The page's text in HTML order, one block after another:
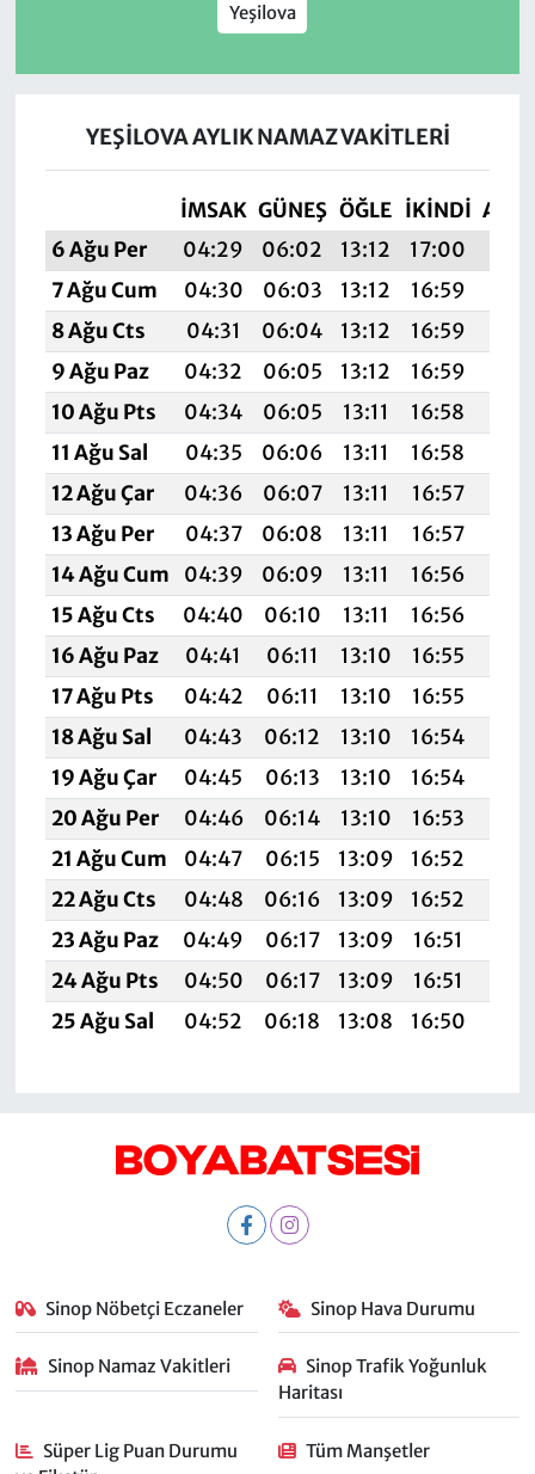
Yeşilova
YEŞILOVA AYLIK NAMAZ VAKITLERI
İMSAK GÜNEŞ ÖĞLE İKINDI
6 Ağu Per
04:29 06:02 13:12 17:00
7 Ağu Cum
04:30 06:03 13:12 16:59
8 Ağu Cts
04:31 06:04 13:12 16:59
9 Ağu Paz
04:32 06:05 13:12 16:59
10 Ağu Pts
04:34 06:05 13:11 16:58
11 Ağu Sal
04:35 06:06 13:11 16:58
12 Ağu Çar
04:36 06:07 13:11 16:57
13 Ağu Per
04:37 06:08 13:11 16:57
14 Ağu Cum
04:39 06:09 13:11 16:56
15 Ağu Cts
04:40 06:10 13:11 16:56
16 Ağu Paz
04:41 06:11 13:10 16:55
17 Ağu Pts
04:42 06:11 13:10 16:55
18 Ağu Sal
04:43 06:12 13:10 16:54
19 Ağu Çar
04:45 06:13 13:10 16:54
20 Ağu Per
04:46 06:14 13:10 16:53
21 Ağu Cum
04:47 06:15 13:09 16:52
22 Ağu Cts
04:48 06:16 13:09 16:52
23 Ağu Paz
04:49 06:17 13:09 16:51
24 Ağu Pts
04:50 06:17 13:09 16:51
25 Ağu Sal
04:52 06:18 13:08 16:50
Sinop Nöbetçi Eczaneler Sinop Hava Durumu
Sinop Namaz Vakitleri
Sinop Trafik Yoğunluk
Haritası
Süper Lig Puan Durumu
Tüm Manşetler